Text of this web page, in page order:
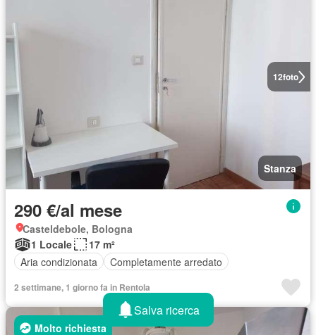
12foto
Stanza
290 €/al mese
Casteldebole, Bologna
1 Locale
17 m²
Aria condizionata
Completamente arredato
2 settimane, 1 giorno fa in Rentola
Molto richiesta
Salva ricerca